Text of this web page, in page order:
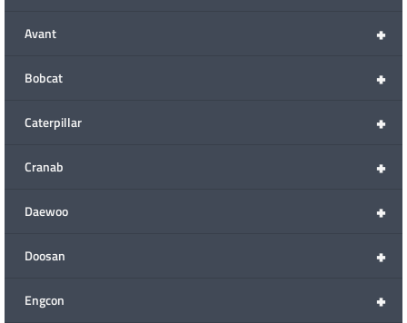
+
Avant
+
Bobcat
+
Caterpillar
+
Cranab
+
Daewoo
+
Doosan
+
Engcon